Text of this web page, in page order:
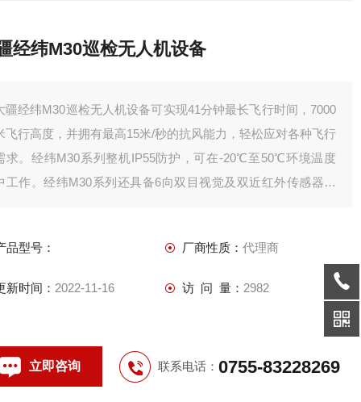
经纬M30巡检无人机设备
疆经纬M30巡检无人机设备可实现41分钟最长飞行时间，7000
飞行高度，并拥有最高15米/秒的抗风能力，轻松应对各种飞行
求。经纬M30系列整机IP55防护，可在-20℃至50℃环境温度
工作。经纬M30系列还具备6向双目视觉及双近红外传感器，
品型号： 厂商性质： 代理商
新时间： 2022-11-16 访 问 量： 2982
立即咨询 联系电话： 0755-83228269